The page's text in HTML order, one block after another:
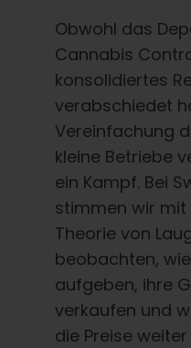
Obwohl das
Cannabis
konsolidiertes
verabschiedet
Vereinfachung
kleine Betriebe
ein Kampf. Bei
stimmen wir
Theorie von
beobachten,
aufgeben, ihre
verkaufen und
die Preise